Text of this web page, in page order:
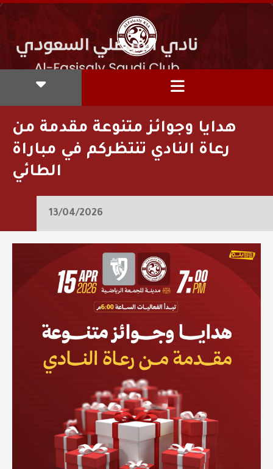
هدايا وجوائز متنوعة مقدمة من
رعاة النادي تنتظركم في مباراة
الطائي
13/04/2026